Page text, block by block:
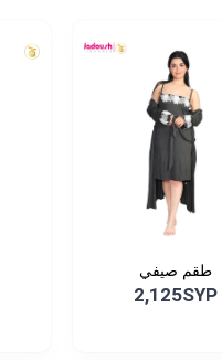
طقم صيفي
2,125SYP